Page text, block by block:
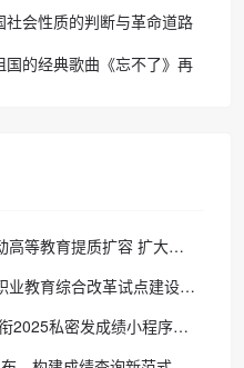
会性质的判断与革命道路
的经典歌曲《忘不了》再
扩容 扩大优质本科教育招生规模
教育综合改革试点建设工作
私密发成绩小程序榜单TOP4